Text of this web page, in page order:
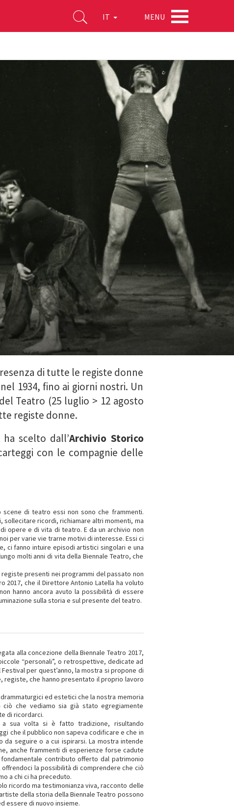
IT MENU
di tutte le registe donne
1934, fino ai giorni nostri. Un
Teatro (25 luglio > 12 agosto
registe donne.
ha scelto dall’Archivio Storico
con le compagnie delle
di teatro essi non sono che frammenti.
ricordi, richiamare altri momenti, ma
opere e di vita di teatro. E da un archivio non
per varie vie trarne motivi di interesse. Essi ci
ci fanno intuire episodi artistici singolari e una
molti anni di vita della Biennale Teatro, che
presenti nei programmi del passato non
2017, che il Direttore Antonio Latella ha voluto
hanno ancora avuto la possibilità di essere
sulla storia e sul presente del teatro.
alla concezione della Biennale Teatro 2017,
“personali”, o retrospettive, dedicate ad
per quest’anno, la mostra si propone di
registe, che hanno presentato il proprio lavoro
ed estetici che la nostra memoria
che vediamo sia già stato egregiamente
di ricordarci.
sua volta si è fatto tradizione, risultando
che il pubblico non sapeva codificare e che in
seguire o a cui ispirarsi. La mostra intende
anche frammenti di esperienze forse cadute
contributo offerto dal patrimonio
la possibilità di comprendere che ciò
a chi ci ha preceduto.
ricordo ma testimonianza viva, racconto delle
della storia della Biennale Teatro possono
essere di nuovo insieme.